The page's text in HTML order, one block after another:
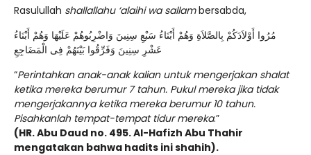
Rasulullah shallallahu ‘alaihi wa sallambersabda,
مُرُوا أَوْلاَدَكُمْ بِالصَّلاَةِ وَهُمْ أَبْنَاءُ سَبْعِ سِنِينَ وَاضْرِبُوهُمْ عَلَيْهَا وَهُمْ أَبْنَاءُ
عَشْرِ سِنِينَ وَفَرِّقُوا بَيْنَهُمْ فِى الْمَضَاجِعِ
“Perintahkan anak-anak kalian untuk mengerjakan shalat
ketika mereka berumur 7 tahun. Pukul mereka jika tidak
mengerjakannya ketika mereka berumur 10 tahun.
Pisahkanlah tempat-tempat tidur mereka.”
(HR. Abu Daud no. 495. Al-Hafizh Abu Thahir
mengatakan bahwa hadits ini shahih).